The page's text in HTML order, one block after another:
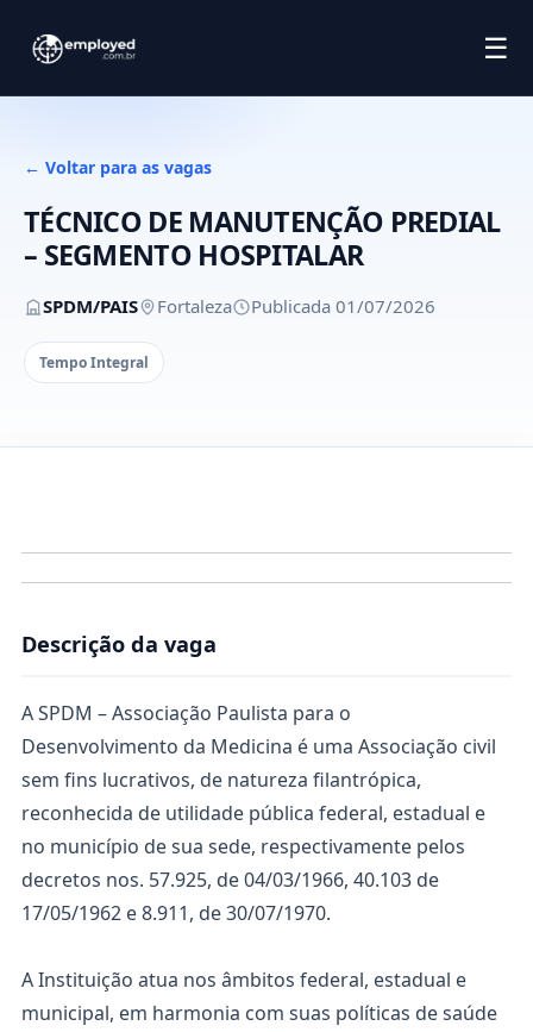
☰
← Voltar para as vagas
TÉCNICO DE MANUTENÇÃO PREDIAL
– SEGMENTO HOSPITALAR
SPDM/PAIS Fortaleza Publicada 01/07/2026
Tempo Integral
Descrição da vaga
A SPDM – Associação Paulista para o
Desenvolvimento da Medicina é uma Associação civil
sem fins lucrativos, de natureza filantrópica,
reconhecida de utilidade pública federal, estadual e
no município de sua sede, respectivamente pelos
decretos nos. 57.925, de 04/03/1966, 40.103 de
17/05/1962 e 8.911, de 30/07/1970.
A Instituição atua nos âmbitos federal, estadual e
municipal, em harmonia com suas políticas de saúde